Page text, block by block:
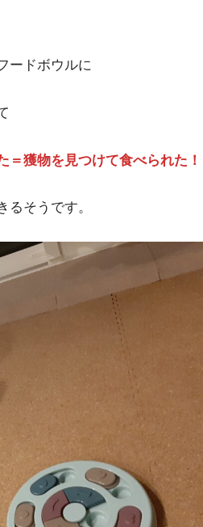
ードボウルに
＝獲物を見つけて食べられた！
そうです。